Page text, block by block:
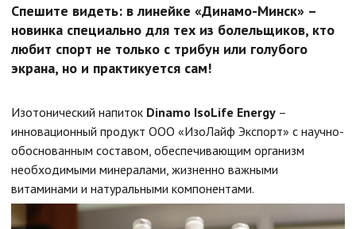
Спешите видеть: в линейке «Динамо-Минск» –
новинка специально для тех из болельщиков, кто
любит спорт не только с трибун или голубого
экрана, но и практикуется сам!
Изотонический напиток Dinamo IsoLife Energy –
инновационный продукт ООО «ИзоЛайф Экспорт» с научно-
обоснованным составом, обеспечивающим организм
необходимыми минералами, жизненно важными
витаминами и натуральными компонентами.